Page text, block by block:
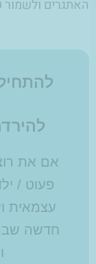
האתגרים ולשמור
אם את
פעוט /
עצמאית
חדשה